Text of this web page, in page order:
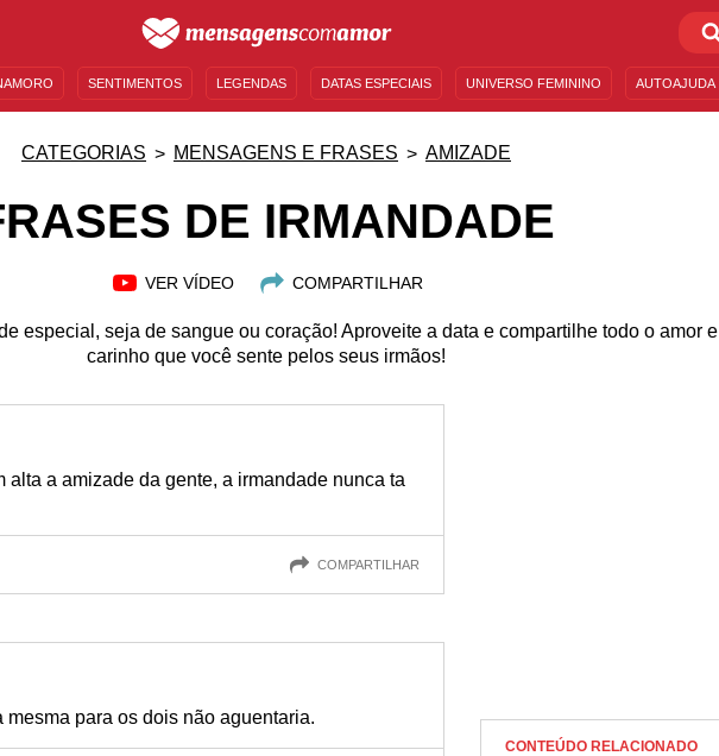
SENTIMENTOS LEGENDAS DATAS ESPECIAIS UNIVERSO FEMININO AUTOAJUDA
CATEGORIAS MENSAGENS E FRASES AMIZADE
DE IRMANDADE
VER VÍDEO COMPARTILHAR
especial, seja de sangue ou coração! Aproveite a data e compartilhe todo o amor e
carinho que você sente pelos seus irmãos!
alta a amizade da gente, a irmandade nunca ta
COMPARTILHAR
para os dois não aguentaria.
CONTEÚDO RELACIONADO